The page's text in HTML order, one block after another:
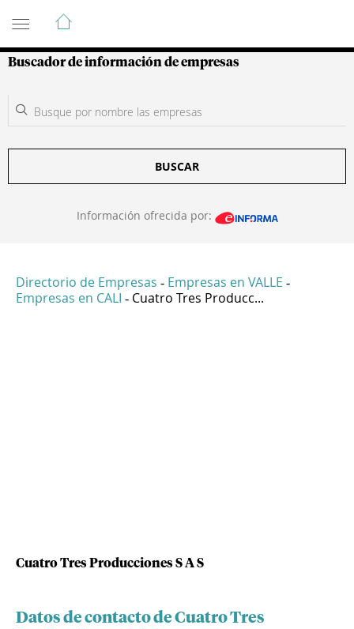
Guía de Empresas Colombianas
Buscador de información de empresas
BUSCAR
Información ofrecida por:
Directorio de Empresas - Empresas en VALLE -
Empresas en CALI - Cuatro Tres Producc...
Cuatro Tres Producciones S A S
Datos de contacto de Cuatro Tres